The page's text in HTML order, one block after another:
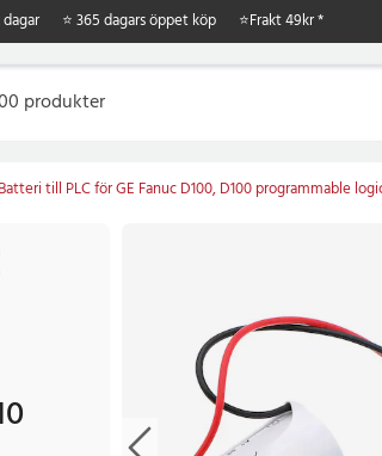
dagar ⭐ 365 dagars öppet köp ⭐Frakt 49kr *
Batteri till PLC för GE Fanuc D100, D100 programmable